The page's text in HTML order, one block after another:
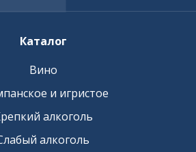
Каталог
Вино
и игристое
алкоголь
алкоголь